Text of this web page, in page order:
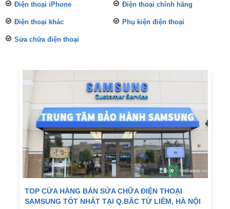
Điện thoại iPhone Điện thoại chính hãng
Điện thoại khác Phụ kiện điện thoại
Sửa chữa điện thoại
TOP CỬA HÀNG BÁN SỬA CHỮA ĐIỆN THOẠI
SAMSUNG TỐT NHẤT TẠI Q.BẮC TỪ LIÊM, HÀ NỘI